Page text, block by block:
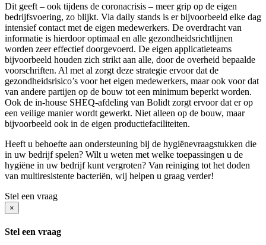
Dit geeft – ook tijdens de coronacrisis – meer grip op de eigen
bedrijfsvoering, zo blijkt. Via daily stands is er bijvoorbeeld elke dag
intensief contact met de eigen medewerkers. De overdracht van
informatie is hierdoor optimaal en alle gezondheidsrichtlijnen
worden zeer effectief doorgevoerd. De eigen applicatieteams
bijvoorbeeld houden zich strikt aan alle, door de overheid bepaalde
voorschriften. Al met al zorgt deze strategie ervoor dat de
gezondheidsrisico’s voor het eigen medewerkers, maar ook voor dat
van andere partijen op de bouw tot een minimum beperkt worden.
Ook de in-house SHEQ-afdeling van Bolidt zorgt ervoor dat er op
een veilige manier wordt gewerkt. Niet alleen op de bouw, maar
bijvoorbeeld ook in de eigen productiefaciliteiten.
Heeft u behoefte aan ondersteuning bij de hygiënevraagstukken die
in uw bedrijf spelen? Wilt u weten met welke toepassingen u de
hygiëne in uw bedrijf kunt vergroten? Van reiniging tot het doden
van multiresistente bacteriën, wij helpen u graag verder!
Stel een vraag
×
Stel een vraag